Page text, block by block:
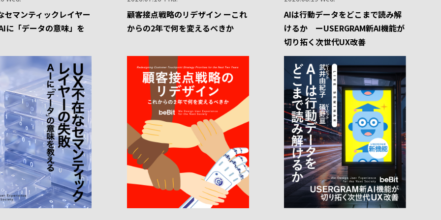
セマンティックレイヤー
に「データの意味」を
顧客接点戦略のリデザイン ーこれ
からの2年で何を変えるべきか
AIは行動データをどこまで読み解
けるか ーUSERGRAM新AI機能が
切り拓く次世代UX改善